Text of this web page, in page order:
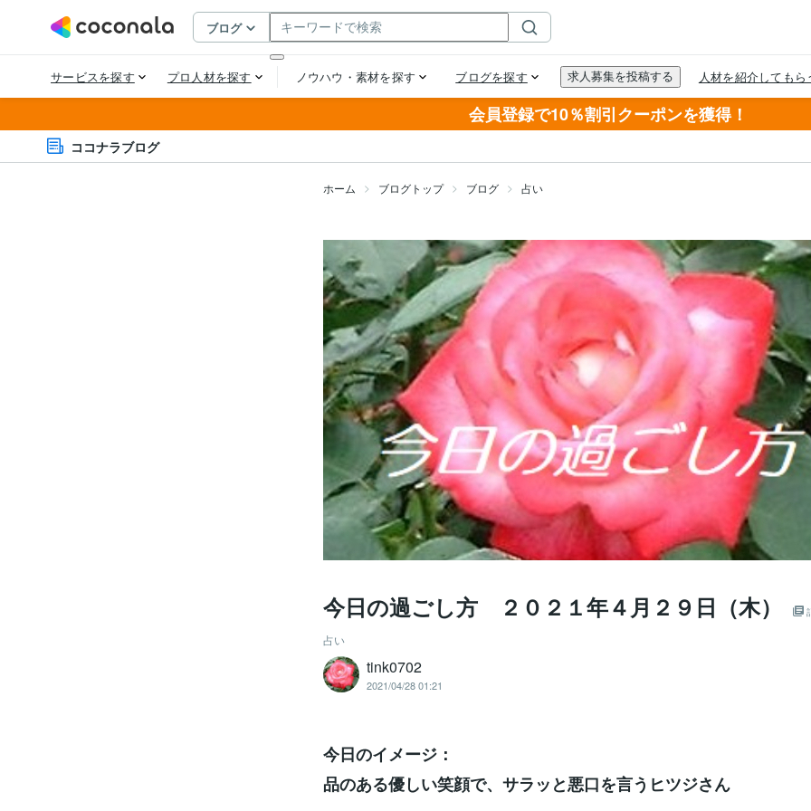
会員登録で10％割引クーポンを獲得！
ココナラブログ
ホーム ブログトップ ブログ 占い
今日の過ごし方 ２０２１年４月２９日（木）
占い
tink0702
2021/04/28 01:21
今日のイメージ：
品のある優しい笑顔で、サラッと悪口を言うヒツジさん